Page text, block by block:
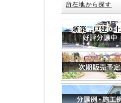
所在地から探す